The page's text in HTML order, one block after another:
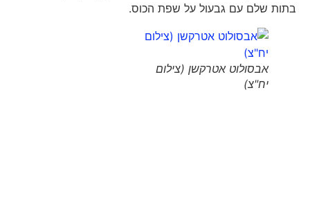
בתות שלם עם גבעול על שפת הכוס.
אבסולוט אטרקשן (צילום
יח"צ)